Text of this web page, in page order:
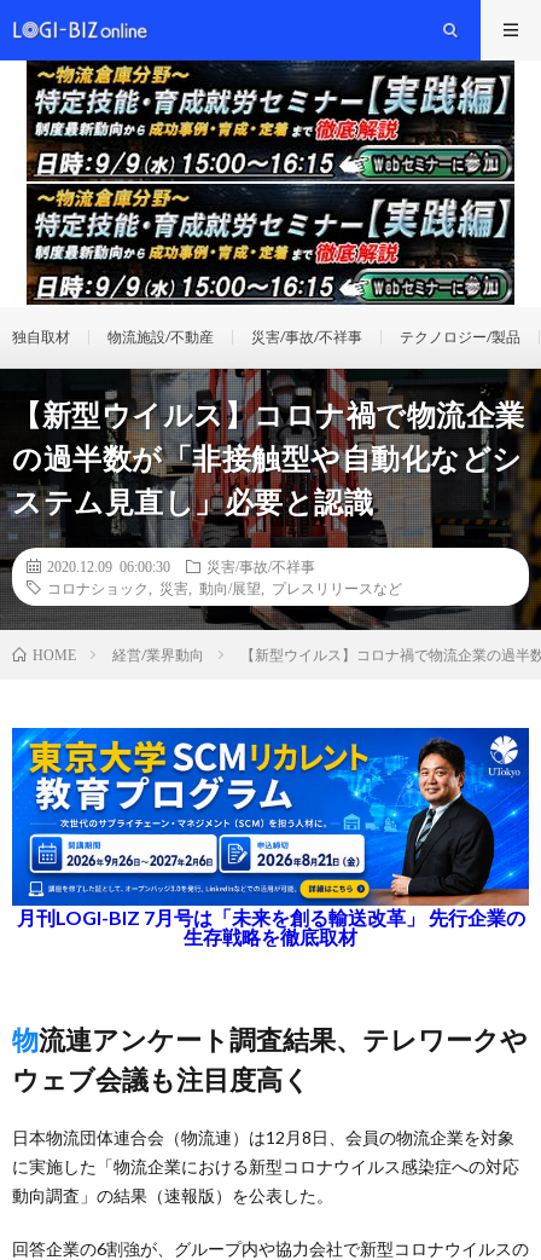
独自取材 物流施設/不動産 災害/事故/不祥事 テクノロジー/製品
【新型ウイルス】コロナ禍で物流企業
の過半数が「非接触型や自動化などシ
ステム見直し」必要と認識
2020.12.09 06:00:30
災害/事故/不祥事
コロナショック
災害 動向/展望 プレスリリースなど
HOME 経営/業界動向 【新型ウイルス】コロナ禍で物流企業の過
月刊LOGI-BIZ 7月号は「未来を創る輸送改革」 先行企業の
生存戦略を徹底取材
物流連アンケート調査結果、テレワークや
ウェブ会議も注目度高く
日本物流団体連合会（物流連）は12月8日、会員の物流企業を対象
に実施した「物流企業における新型コロナウイルス感染症への対応
動向調査」の結果（速報版）を公表した。
回答企業の6割強が、グループ内や協力会社で新型コロナウイルスの